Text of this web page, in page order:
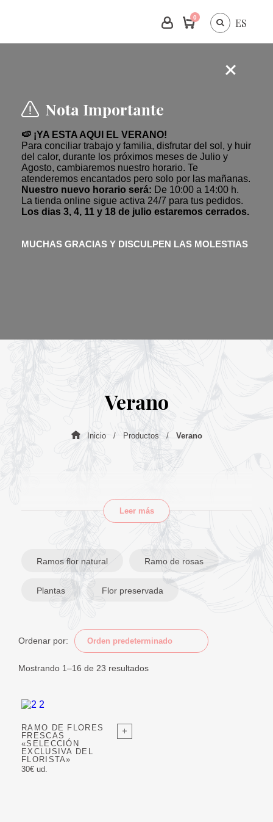
0 ES
Nota Importante
🍉 ¡YA ESTA AQUI EL VERANO!
Para conciliar trabajo y familia, disfrutar del sol, y huir
del calor, durante los próximos meses de Julio y
Agosto, cambiaremos nuestro horario. Te
atenderemos encantados pero solo por las mañanas.
Nuestro nuevo horario será: De 10:00 a 14:00 h.
La tienda online sigue activa 24/7 para tus pedidos.
Los dias 3, 4, 11 y 18 de julio estaremos cerrados.
MUCHAS GRACIAS Y DISCULPEN LAS MOLESTIAS
Verano
Inicio Productos Verano
Leer más
Ramos flor natural Ramo de rosas
Plantas Flor preservada
Ordenar por:
Mostrando 1–16 de 23 resultados
RAMO DE FLORES
FRESCAS
«SELECCIÓN
EXCLUSIVA DEL
FLORISTA»
30€ ud.